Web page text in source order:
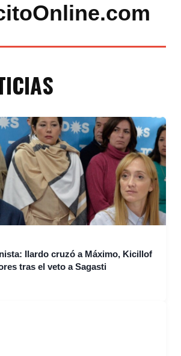
Ilardo cruzó a Máximo, Kicillof
tras el veto a Sagasti